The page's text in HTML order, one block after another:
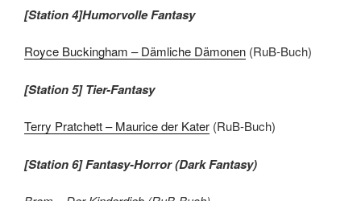
[Station 4]Humorvolle Fantasy
Royce Buckingham – Dämliche Dämonen (RuB-Buch)
[Station 5] Tier-Fantasy
Terry Pratchett – Maurice der Kater (RuB-Buch)
[Station 6] Fantasy-Horror (Dark Fantasy)